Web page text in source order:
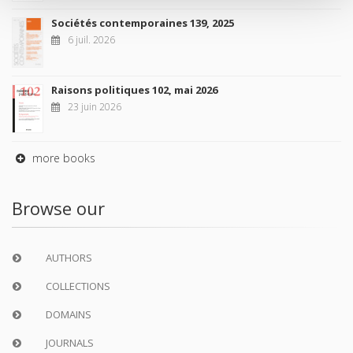
Sociétés contemporaines 139, 2025
6 juil. 2026
Raisons politiques 102, mai 2026
23 juin 2026
more books
Browse our
AUTHORS
COLLECTIONS
DOMAINS
JOURNALS